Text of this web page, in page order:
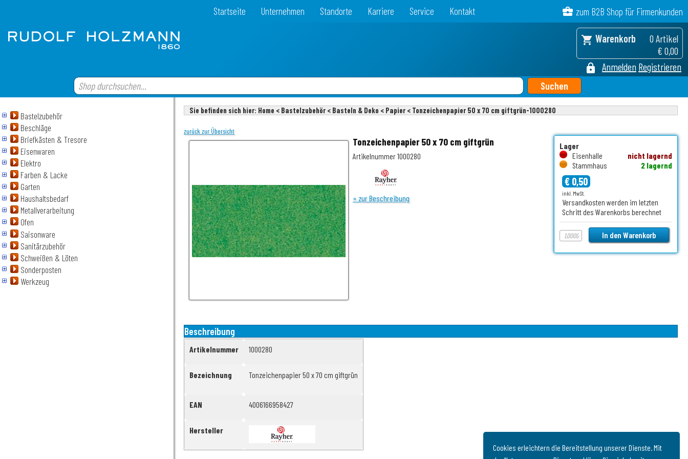
Cookies erleichtern die Bereitstellung unserer Dienste. Mit
Startseite Unternehmen Standorte Karriere Service Kontakt business_center zum B2B Shop für Firmenkunden
shopping_cart Warenkorb
0 Artikel
€ 0,00
lock Anmelden Registrieren
Bastelzubehör
Beschläge
Briefkästen & Tresore
Eisenwaren
Elektro
Farben & Lacke
Garten
Haushaltsbedarf
Metallverarbeitung
Ofen
Saisonware
Sanitärzubehör
Schweißen & Löten
Sonderposten
Werkzeug
Sie befinden sich hier: Home < Bastelzubehör < Basteln & Deko < Papier < Tonzeichenpapier 50 x 70 cm giftgrün-1000280
zurück zur Übersicht
Tonzeichenpapier 50 x 70 cm giftgrün
Artikelnummer 1000280
» zur Beschreibung
Lager
Eisenhalle
nicht lagernd
Stammhaus
2 lagernd
€ 0,50
inkl. MwSt.
Versandkosten werden im letzten
Schritt des Warenkorbs berechnet
Beschreibung
Artikelnummer 1000280
Bezeichnung Tonzeichenpapier 50 x 70 cm giftgrün
EAN 4006166958427
Hersteller